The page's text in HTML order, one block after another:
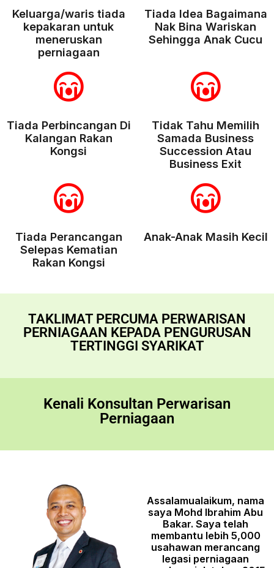
Keluarga/waris tiada
kepakaran untuk
meneruskan
perniagaan
Tiada Idea Bagaimana
Nak Bina Wariskan
Sehingga Anak Cucu
Tiada Perbincangan Di
Kalangan Rakan
Kongsi
Tidak Tahu Memilih
Samada Business
Succession Atau
Business Exit
Tiada Perancangan
Selepas Kematian
Rakan Kongsi
Anak-Anak Masih Kecil
TAKLIMAT PERCUMA PERWARISAN
PERNIAGAAN KEPADA PENGURUSAN
TERTINGGI SYARIKAT
Kenali Konsultan Perwarisan
Perniagaan
Assalamualaikum, nama
saya Mohd Ibrahim Abu
Bakar. Saya telah
membantu lebih 5,000
usahawan merancang
legasi perniagaan